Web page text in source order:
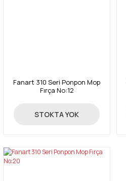
Fanart 310 Seri Ponpon Mop
Fırça No:12
101,00 TL
STOKTA YOK